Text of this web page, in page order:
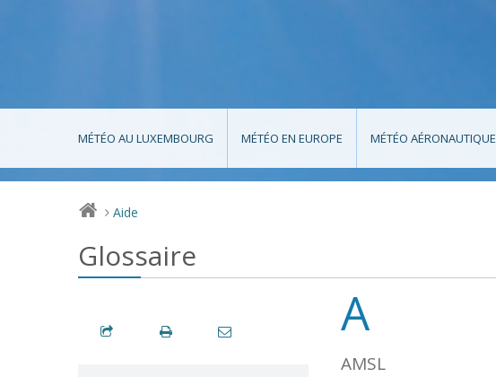
MÉTÉO AU LUXEMBOURG MÉTÉO EN EUROPE MÉTÉO AÉRONAUTIQUE
> Aide
Glossaire
A
AMSL